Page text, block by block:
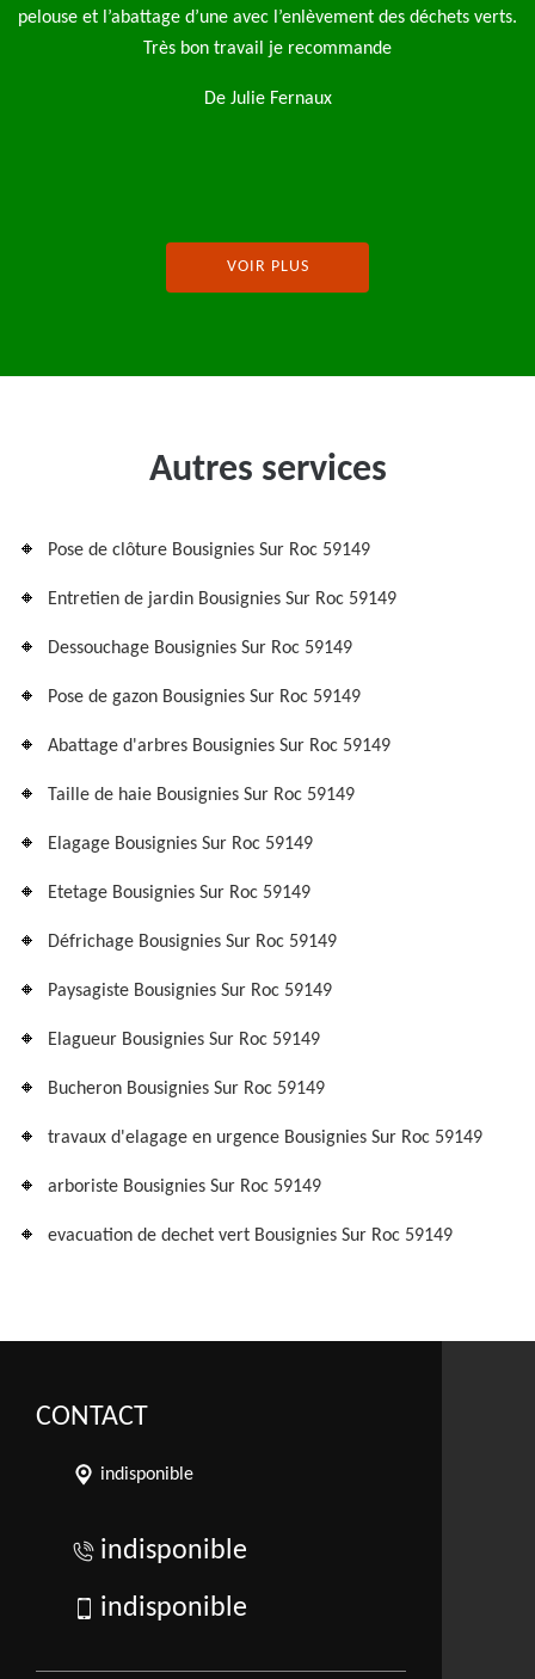
déchets verts. élagage pro pour un élagage complet de 3 saule
l'évacuation des déchets je tiens à préciser très
VOIR PLUS
Autres services
Pose de clôture Bousignies Sur Roc 59149
Entretien de jardin Bousignies Sur Roc 59149
Dessouchage Bousignies Sur Roc 59149
Pose de gazon Bousignies Sur Roc 59149
Abattage d'arbres Bousignies Sur Roc 59149
Taille de haie Bousignies Sur Roc 59149
Elagage Bousignies Sur Roc 59149
Etetage Bousignies Sur Roc 59149
Défrichage Bousignies Sur Roc 59149
Paysagiste Bousignies Sur Roc 59149
Elagueur Bousignies Sur Roc 59149
Bucheron Bousignies Sur Roc 59149
travaux d'elagage en urgence Bousignies Sur Roc 59149
arboriste Bousignies Sur Roc 59149
evacuation de dechet vert Bousignies Sur Roc 59149
CONTACT
indisponible
indisponible
indisponible